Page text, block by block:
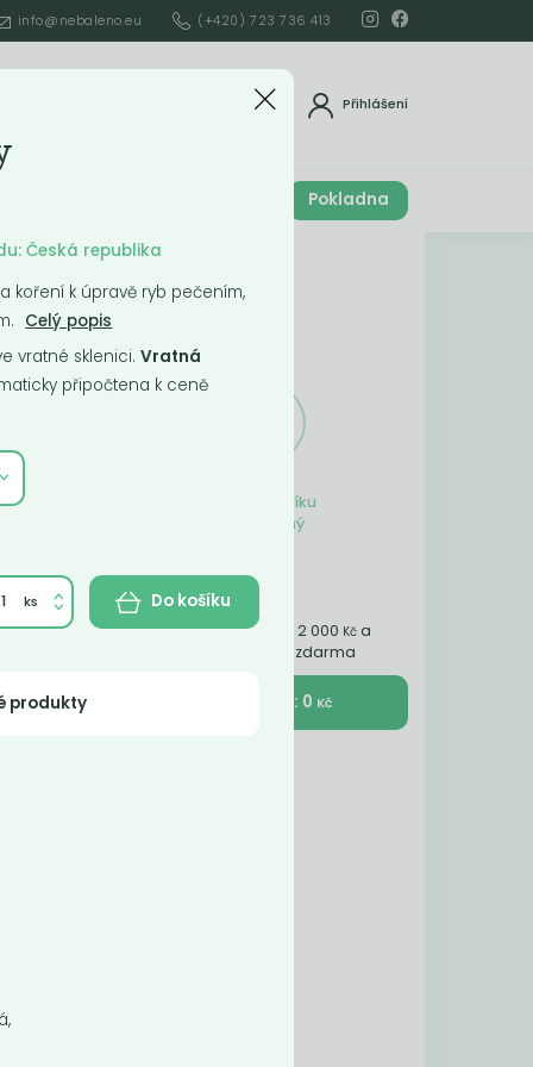
info@nebaleno.eu (+420) 723 736 413
Přihlášení
Pokladna
Obsah košíku
je prázdný
Nakupte ještě za 2 000 Kč a
získáte dopravu zdarma
K pokladně : 0 Kč
Česká republika
koření k úpravě ryb pečením,
Celý popis
vratné sklenici. Vratná
připočtena k ceně
Do košíku
produkty